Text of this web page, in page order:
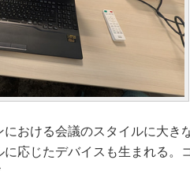
おける会議のスタイルに大き
応じたデバイスも生まれる。